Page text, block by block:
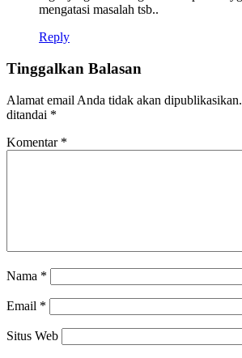
mengatasi masalah tsb..
Reply
Tinggalkan Balasan
Alamat email Anda tidak akan dipublikasikan.
ditandai *
Komentar *
Nama *
Email *
Situs Web